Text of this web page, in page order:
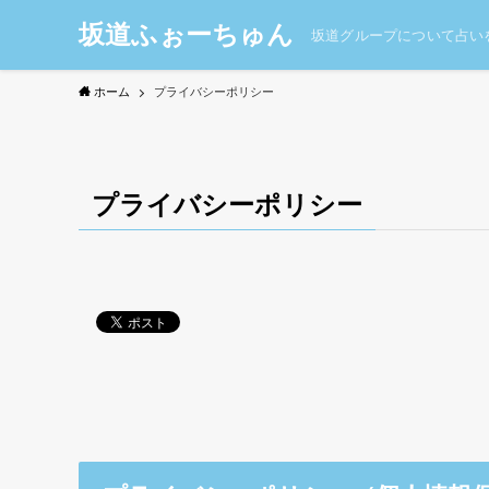
坂道ふぉーちゅん 坂道グループについて占い
ホーム プライバシーポリシー
プライバシーポリシー